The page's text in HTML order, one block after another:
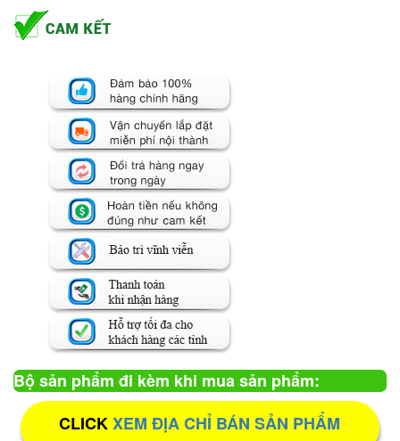
Bộ sản phẩm đi kèm khi mua sản phẩm:
CLICKXEM ĐỊA CHỈ BÁN SẢN PHẨM